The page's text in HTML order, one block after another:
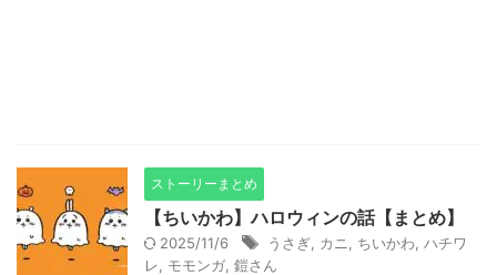
ストーリーまとめ
【ちいかわ】ハロウィンの話【まとめ】
2025/11/6 うさぎ カニ ちいかわ ハチワ
レ
モモンガ 鎧さん